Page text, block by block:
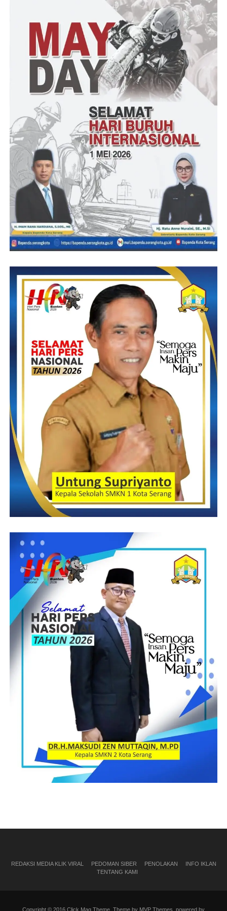
Dari hasil pemeriksaan oleh RSUD Provinsi Banten bahwa
kepala desa Curuggoong Salamunnasir dinyatakan telah
meninggal dunia.
Untuk saat ini terduga pelaku berinisial SI sudah di amankan di
unit Reskrim Polresta Serang Kota guna melakukan
penyelidikan. lebih lanjut
Tantowi – Suheli
Post Views: 22
REDAKSI MEDIA KLIK VIRAL PEDOMAN SIBER PENOLAKAN
INFO IKLAN
TENTANG KAMI
Copyright © 2016 Click Mag Theme. Theme by MVP Themes, powered by